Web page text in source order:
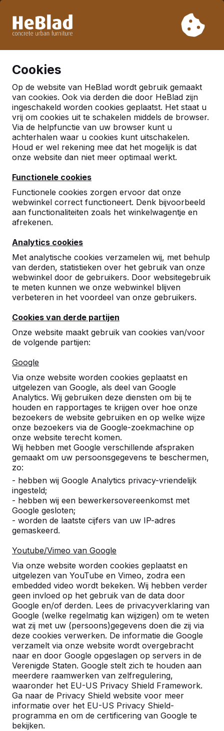
week 33. Houdt u daarom rekening met langere levertijden.
Cookies
Op de website van HeBlad wordt gebruik gemaakt
van cookies. Ook via derden die door HeBlad zijn
ingeschakeld worden cookies geplaatst. Het staat u
vrij om cookies uit te schakelen middels de browser.
Via de helpfunctie van uw browser kunt u
achterhalen waar u cookies kunt uitschakelen.
Houd er wel rekening mee dat het mogelijk is dat
onze website dan niet meer optimaal werkt.
Functionele cookies
Functionele cookies zorgen ervoor dat onze
webwinkel correct functioneert. Denk bijvoorbeeld
aan functionaliteiten zoals het winkelwagentje en
afrekenen.
Analytics cookies
Met analytische cookies verzamelen wij, met behulp
van derden, statistieken over het gebruik van onze
webwinkel door de gebruikers. Door websitegebruik
te meten kunnen we onze webwinkel blijven
verbeteren in het voordeel van onze gebruikers.
Cookies van derde partijen
Onze website maakt gebruik van cookies van/voor
de volgende partijen:
Google
Via onze website worden cookies geplaatst en
uitgelezen van Google, als deel van Google
Analytics. Wij gebruiken deze diensten om bij te
houden en rapportages te krijgen over hoe onze
bezoekers de website gebruiken en op welke wijze
onze bezoekers via de Google-zoekmachine op
onze website terecht komen.
Wij hebben met Google verschillende afspraken
gemaakt om uw persoonsgegevens te beschermen,
zo:
- hebben wij Google Analytics privacy-vriendelijk
ingesteld;
- hebben wij een bewerkersovereenkomst met
Google gesloten;
- worden de laatste cijfers van uw IP-adres
gemaskeerd.
Youtube/Vimeo van Google
Via onze website worden cookies geplaatst en
uitgelezen van YouTube en Vimeo, zodra een
embedded video wordt bekeken. Wij hebben verder
geen invloed op het gebruik van de data door
Google en/of derden. Lees de privacyverklaring van
Google (welke regelmatig kan wijzigen) om te weten
wat zij met uw (persoons)gegevens doen die zij via
deze cookies verwerken. De informatie die Google
verzamelt via onze website wordt overgebracht
naar en door Google opgeslagen op servers in de
Verenigde Staten. Google stelt zich te houden aan
meerdere raamwerken van zelfregulering,
waaronder het EU-US Privacy Shield Framework.
Ga naar de Privacy Shield website voor meer
informatie over het EU-US Privacy Shield-
programma en om de certificering van Google te
bekijken.
Al meer dan 30.000 producten verkocht
Meer
Betonnen banken
Rechtstreeks vanuit onze fabriek maken
wij betonnen bankjes voor het gebruik bij openbare
ruimtes, school pleinen, speeltuinen, campings en
parken. Deze bankjes zijn nagenoeg hufterproof en
worden gemaakt in verschillende uitvoeringen. Voor
meer informatie, klik op de foto van het product
waarin u geïnteresseerd bent.
HeBlad - Betonnen banken
Productcode BB.DL BB.ST
Kleur
Productcode BB.DLA
Kleur
Antraciet Antraciet
Productcode BB.DL.OP BB.DL.OP.ZL
Kleur
Naturel Naturel